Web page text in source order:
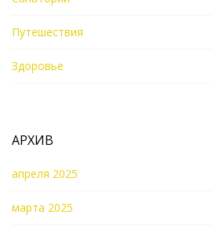
Путешествия
Здоровье
АРХИВ
апреля 2025
марта 2025